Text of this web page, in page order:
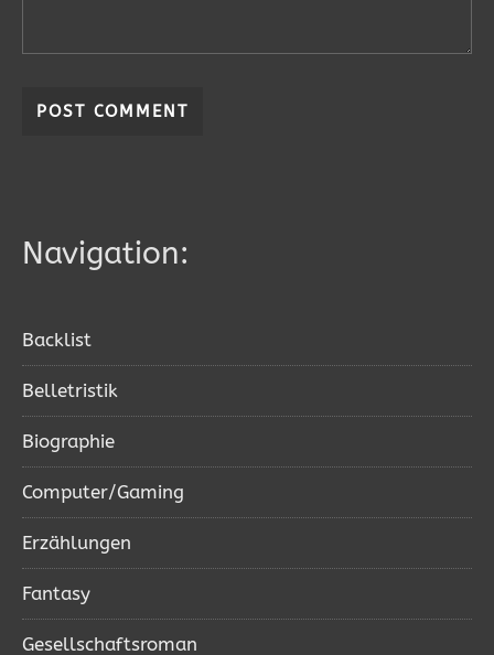
Navigation:
Backlist
Belletristik
Biographie
Computer/Gaming
Erzählungen
Fantasy
Gesellschaftsroman